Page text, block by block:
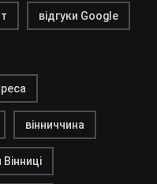
відгуки Google
вінниччина